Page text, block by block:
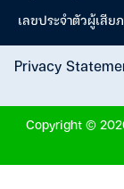
เลขประจำตัวผู้เสี
Privacy
Copyright ©